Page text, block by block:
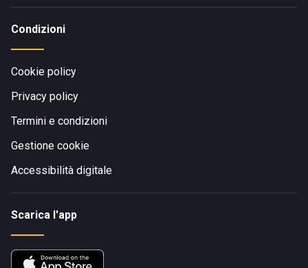
Condizioni
Cookie policy
Privacy policy
Termini e condizioni
Gestione cookie
Accessibilità digitale
Scarica l'app